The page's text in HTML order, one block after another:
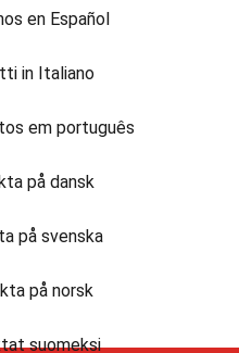
en Español
in Italiano
em português
på dansk
på svenska
på norsk
suomeksi